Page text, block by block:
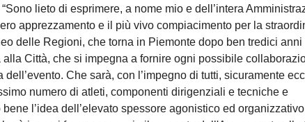
“Sono lieto di esprimere, a nome mio e dell’intera
apprezzamento e il più vivo compiacimento per la
delle Regioni, che torna in Piemonte dopo ben tredici anni
Città, che si impegna a fornire ogni possibile
dell’evento. Che sarà, con l’impegno di tutti, sicuramente
numero di atleti, componenti dirigenziali e tecniche e
l’idea dell’elevato spessore agonistico ed organizzativo